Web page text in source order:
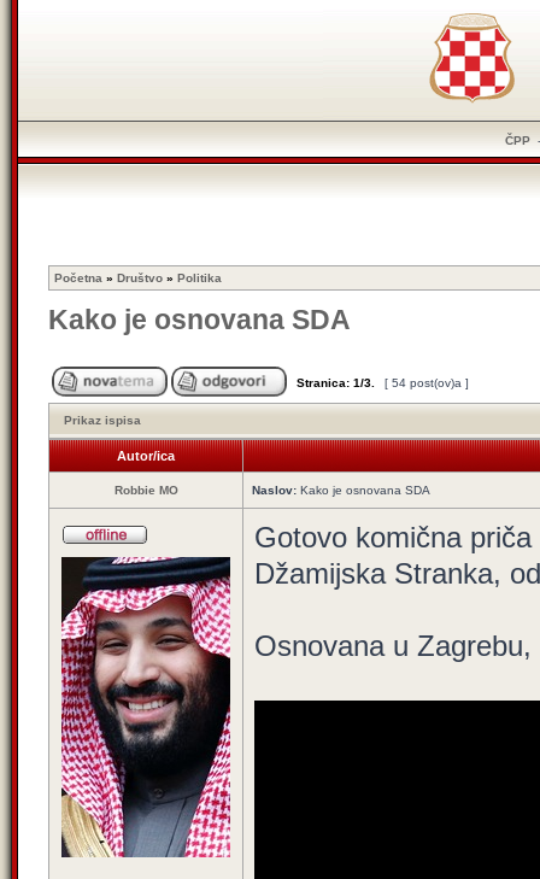
ČPP
Početna » Društvo » Politika
Kako je osnovana SDA
Stranica: 1/3 [ 54 post(ov)a ]
Prikaz ispisa
Autor/ica
Robbie MO Naslov: Kako je osnovana SDA
Gotovo komična
Džamijska Stranka,
Osnovana u